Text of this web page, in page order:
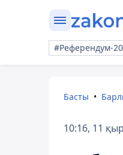
#Референдум-
Басты
10:16, 11